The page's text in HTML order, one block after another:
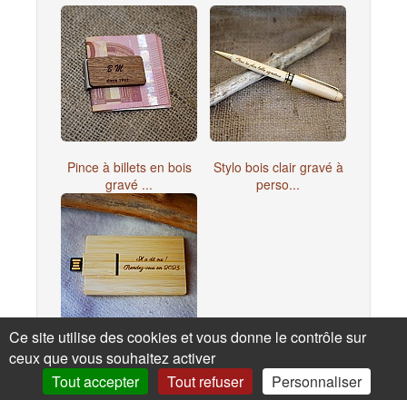
Pince à billets en bois
gravé ...
Stylo bois clair gravé à
perso...
Clé USB 32 Go Carte en
bois ba...
Ce site utilise des cookies et vous donne le contrôle sur
ceux que vous souhaitez activer
Tout accepter
Tout refuser Personnaliser